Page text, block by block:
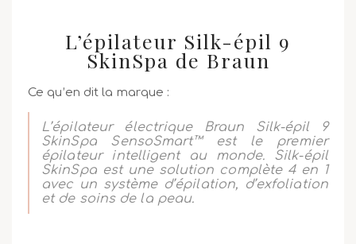
L’épilateur Silk-épil 9
SkinSpa de Braun
Ce qu’en dit la marque :
L’épilateur électrique Braun Silk-épil 9
SkinSpa SensoSmart™ est le premier
épilateur intelligent au monde. Silk-épil
SkinSpa est une solution complète 4 en 1
avec un système d’épilation, d’exfoliation
et de soins de la peau.